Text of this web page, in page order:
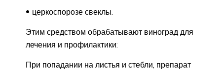
церкоспорозе свеклы.
Этим средством обрабатывают виноград для
лечения и профилактики:
При попадании на листья и стебли, препарат